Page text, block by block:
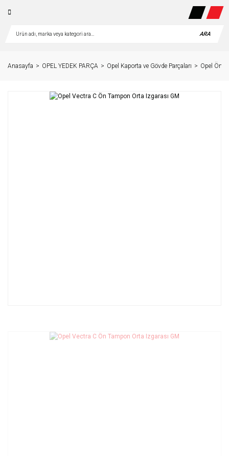
ARA
Anasayfa OPEL YEDEK PARÇA Opel Kaporta ve Gövde Parçaları Opel Ön